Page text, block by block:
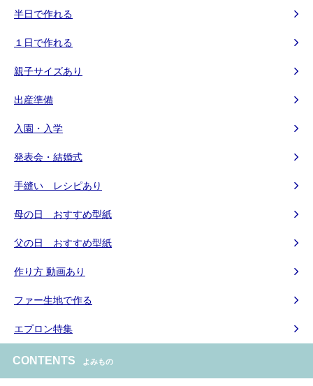
半日で作れる
１日で作れる
親子サイズあり
出産準備
入園・入学
発表会・結婚式
手縫い レシピあり
母の日 おすすめ型紙
父の日 おすすめ型紙
作り方 動画あり
ファー生地で作る
エプロン特集
CONTENTS よみもの